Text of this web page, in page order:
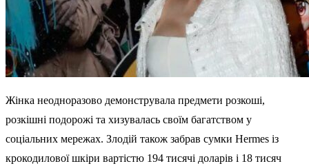
Жінка неодноразово демонструвала предмети розкоші,
розкішні подорожі та хизувалась своїм багатством у
соціальних мережах. Злодій також забрав сумки Hermes із
крокодилової шкіри вартістю 194 тисячі доларів і 18 тисяч